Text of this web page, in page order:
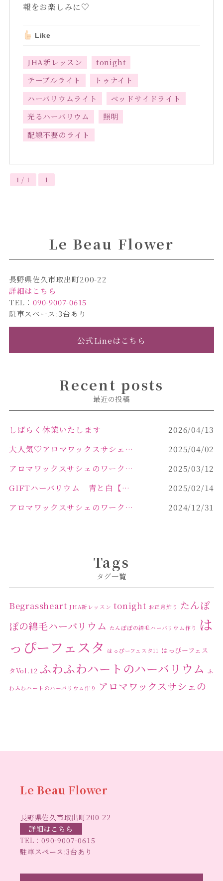
報をお楽しみに♡
Like
JHA新レッスン
tonight
テーブルライト
トゥナイト
ハーバリウムライト
ベッドサイドライト
光るハーバリウム
照明
配線不要のライト
1 / 1 1
Le Beau Flower
長野県佐久市取出町200-22
詳細はこちら
TEL：090-9007-0615
駐車スペース:3台あり
公式Lineはこちら
Recent posts
最近の投稿
しばらく休業いたします
2026/04/13
大人気♡アロマワックスサシェ作り
2025/04/02
アロマワックスサシェのワークショップinPOLA中込原店 VOL.2
2025/03/12
GIFTハーバリウム 青と白【佐久市 ハーバリウム ギフト】
2025/02/14
アロマワックスサシェのワークショップinPOLA中込原店ご報告【佐久市 キャンドル サシェ】
2024/12/31
Tags
タグ一覧
Begrassheart JHA新レッスン tonight お正月飾り たんぽ
ぽの綿毛ハーバリウム たんぽぽの綿毛ハーバリウム作り
は
っぴーフェスタ
はっぴーフェスタ11 はっぴーフェス
タVol.12 ふわふわハートのハーバリウム ふ
わふわハートのハーバリウム作り
アロマワックスサシェの
リウムレッスン
スハート ベッドサイドライト
リジナルデザイン 仏花ハーバリウム
Le Beau Flower
長野県佐久市取出町200-22
詳細はこちら
TEL：090-9007-0615
駐車スペース:3台あり